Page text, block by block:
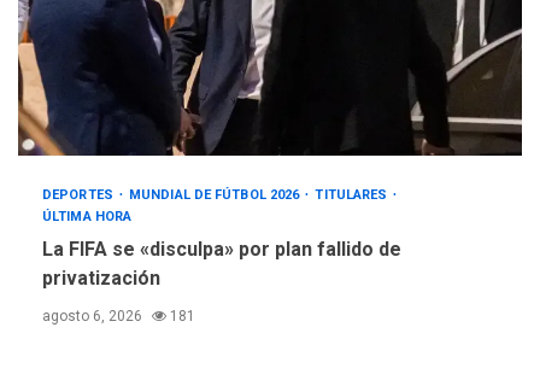
DEPORTES MUNDIAL DE FÚTBOL 2026
TITULARES
ÚLTIMA HORA
La FIFA se «disculpa» por plan fallido de
privatización
agosto 6, 2026 181